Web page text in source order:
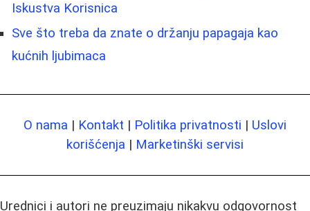
Iskustva Korisnica
Sve što treba da znate o držanju papagaja kao
kućnih ljubimaca
O nama | Kontakt | Politika privatnosti | Uslovi
korišćenja | Marketinški servisi
Urednici i autori ne preuzimaju nikakvu odgovornost